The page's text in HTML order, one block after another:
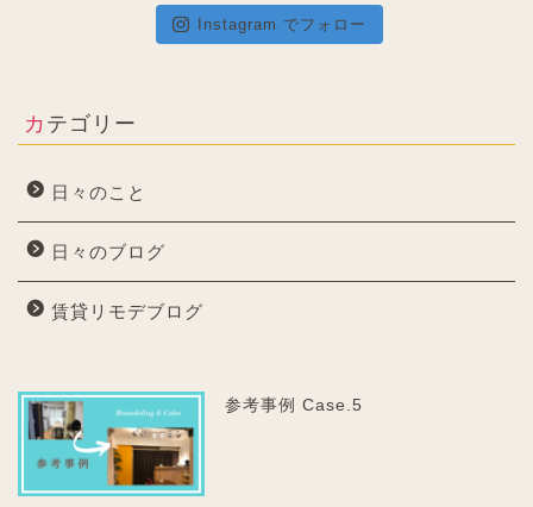
Instagram でフォロー
カテゴリー
日々のこと
日々のブログ
賃貸リモデブログ
参考事例 Case.5